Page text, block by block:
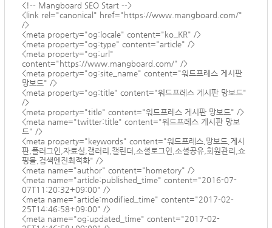
<!-- Mangboard SEO Start -->
<link rel="canonical" href=" https://www.mangboard.com/"
/>
<meta property="og:locale" content="ko_KR" />
<meta property="og:type" content="article" />
<meta property="og:url"
content=" https://www.mangboard.com/" />
<meta property="og:site_name" content="워드프레스 게시판
망보드" />
<meta property="og:title" content="워드프레스 게시판 망보드"
/>
<meta property="title" content="워드프레스 게시판 망보드" />
<meta name="twitter:title" content="워드프레스 게시판 망보
드" />
<meta property="keywords" content="워드프레스,망보드,게시
판,플러그인,자료실,갤러리,캘린더,소셜로그인,소셜공유,회원관리,쇼
핑몰,검색엔진최적화" />
<meta name="author" content="hometory" />
<meta name="article:published_time" content="2016-07-
07T11:20:32+09:00" />
<meta name="article:modified_time" content="2017-02-
25T14:46:58+09:00" />
<meta name="og:updated_time" content="2017-02-